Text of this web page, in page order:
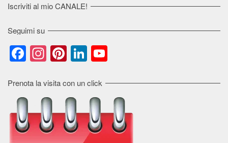
Iscriviti al mio CANALE!
Seguimi su
Facebook
Instagram
Pinterest
LinkedIn
Prenota la visita con un click